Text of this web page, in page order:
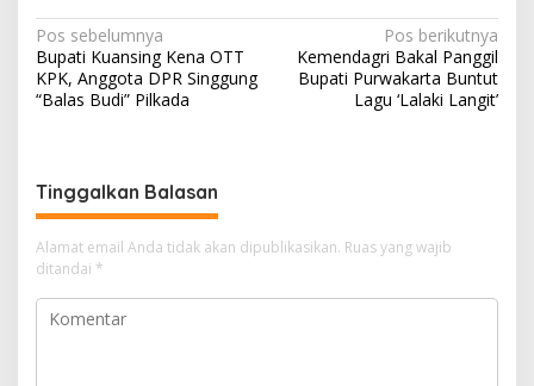
at
s
A
p
e
gr
a
e
b
o
re ar
e
N
a
v
g
a
s
i
p
Pos sebelumnya
Bupati Kuansing Kena OTT
KPK, Anggota DPR Singgung
“Balas Budi” Pilkada
Pos berikutnya
Kemendagri Bakal Panggil
Bupati Purwakarta Buntut
Lagu ‘Lalaki Langit’
Tinggalkan Balasan
Alamat email Anda tidak akan dipublikasikan. Ruas yang wajib
ditandai *